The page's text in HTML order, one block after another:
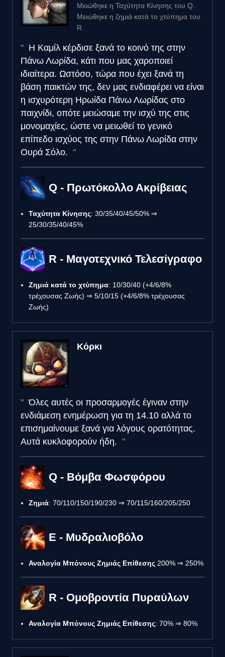
Μειώθηκε η Ταχύτητα Κίνησης του Q.
Μειώθηκε η ζημιά κατά το χτύπημα του
R.
Η Καμίλ κέρδισε ξανά το κοινό της στην
Πάνω Λωρίδα, κάτι που μας χαροποιεί
ιδιαίτερα. Ωστόσο, τώρα που έχει ξανά τη
βάση παικτών της, δεν μας ενδιαφέρει να είναι
η ισχυρότερη Ηρωίδα Πάνω Λωρίδας στο
παιχνίδι, οπότε μειώσαμε την ισχύ της στις
μονομαχίες, ώστε να μειωθεί το γενικό
επίπεδο ισχύος της στην Πάνω Λωρίδα στην
Ουρά Σόλο.
Q - Πρωτόκολλο Ακρίβειας
Ταχύτητα Κίνησης: 30/35/40/45/50% ⇒
25/30/35/40/45%
R - Μαγοτεχνικό Τελεσίγραφο
Ζημιά κατά το χτύπημα: 10/30/40 (+4/6/8%
τρέχουσας Ζωής) ⇒ 5/10/15 (+4/6/8% τρέχουσας
Ζωής)
Κόρκι
Όλες αυτές οι προσαρμογές έγιναν στην
ενδιάμεση ενημέρωση για τη 14.10 αλλά το
επισημαίνουμε ξανά για λόγους ορατότητας.
Αυτά κυκλοφορούν ήδη.
Q - Βόμβα Φωσφόρου
Ζημιά: 70/110/150/190/230 ⇒ 70/115/160/205/250
E - Μυδραλιοβόλο
Αναλογία Μπόνους Ζημιάς Επίθεσης 200% ⇒ 250%
R - Ομοβροντία Πυραύλων
Αναλογία Μπόνους Ζημιάς Επίθεσης: 70% ⇒ 80%